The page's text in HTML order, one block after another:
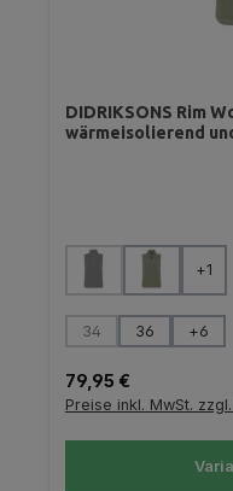
DIDRIKSONS Rim
wärmeisolierend
Farbe auswählen
(Diese Option ist
+1
Größe auswählen
34
(Diese Option ist
36 +6
Regulärer Preis:
79,95 €
Preise inkl. MwSt.